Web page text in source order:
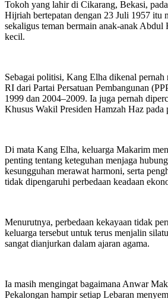
Tokoh yang lahir di Cikarang, Bekasi,
Hijriah bertepatan dengan 23 Juli 1957 itu
sekaligus teman bermain anak-anak Abdul
kecil.
Sebagai politisi, Kang Elha dikenal pernah
RI dari Partai Persatuan Pembangunan
1999 dan 2004–2009. Ia juga pernah
Khusus Wakil Presiden Hamzah Haz pada
Di mata Kang Elha, keluarga Makarim
penting tentang keteguhan menjaga
kesungguhan merawat harmoni, serta
tidak dipengaruhi perbedaan keadaan
Menurutnya, perbedaan kekayaan tidak
keluarga tersebut untuk terus menjalin
sangat dianjurkan dalam ajaran agama.
Ia masih mengingat bagaimana Anwar
Pekalongan hampir setiap Lebaran